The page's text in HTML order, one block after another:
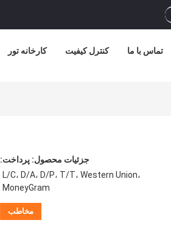
کارخانه تور کنترل کیفیت تماس با ما
جزئیات محصول: پرداخت:
L/C، D/A، D/P، T/T، Western Union،
MoneyGram
مخاطب